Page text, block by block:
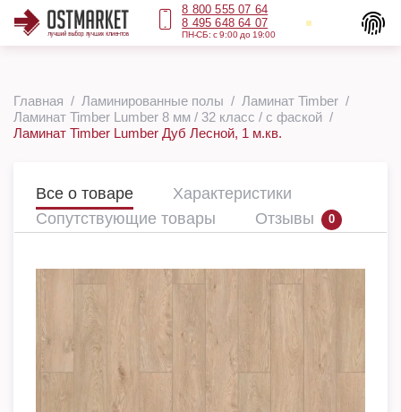
8 800 555 07 64
8 495 648 64 07
ПН-СБ: с 9:00 до 19:00
Главная Ламинированные полы
Ламинат Timber
Ламинат Timber Lumber 8 мм / 32 класс / с фаской
Ламинат Timber Lumber Дуб Лесной, 1 м.кв.
Все о товаре
Характеристики
Сопутствующие товары
Отзывы 0